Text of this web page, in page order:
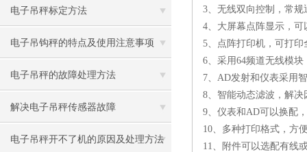
电子吊秤标定方法
电子吊钩秤的特点及使用注意事项
电子吊秤的故障处理方法
解决电子吊秤传感器故障
电子吊秤开不了机的原因及处理方法
3、无线双向控制，常
4、大屏幕点阵显示，
5、点阵打印机，可打
6、采用64频道无线模
7、AD发射和仪表采用
8、智能动态滤波，解
9、仪表和AD可以换配
10、多种打印格式，方
11、附件可以选配有线